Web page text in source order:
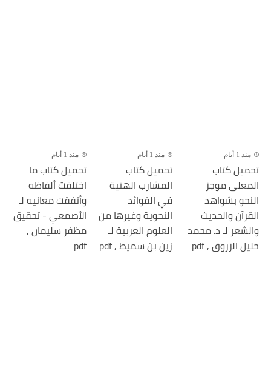
منذ 1 أيام
تحميل كتاب
المعلى موجز
النحو بشواهد
القرآن والحديث
والشعر لـ د. محمد
خليل الزروق , pdf
منذ 1 أيام
تحميل كتاب
المشارب الهنية
في الفوائد
النحوية وغيرها من
العلوم العربية لـ
زين بن سميط , pdf
منذ 1 أيام
تحميل كتاب ما
اختلفت ألفاظه
وأتفقت معانيه لـ
الأصمعي - تحقيق
مظفر سليمان ,
pdf